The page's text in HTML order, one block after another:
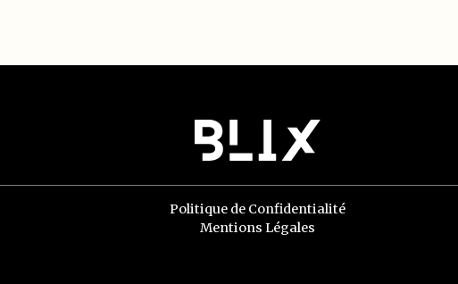
Politique de Confidentialité
Mentions Légales